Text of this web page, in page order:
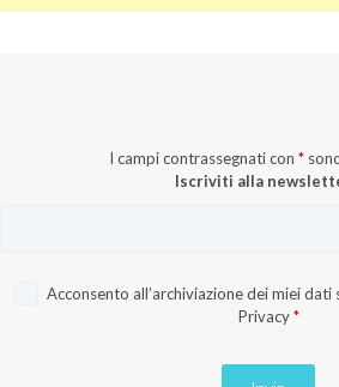
I campi contrassegnati con *
Iscriviti alla
Acconsento all’archiviazione dei miei dati
Privacy *